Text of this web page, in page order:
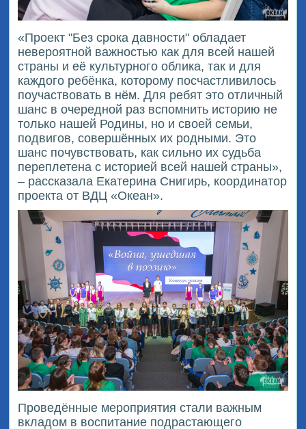
«Проект "Без срока давности" обладает
невероятной важностью как для всей нашей
страны и её культурного облика, так и для
каждого ребёнка, которому посчастливилось
поучаствовать в нём. Для ребят это отличный
шанс в очередной раз вспомнить историю не
только нашей Родины, но и своей семьи,
подвигов, совершённых их родными. Это
шанс почувствовать, как сильно их судьба
переплетена с историей всей нашей страны»,
– рассказала Екатерина Снигирь, координатор
проекта от ВДЦ «Океан».
Проведённые мероприятия стали важным
вкладом в воспитание подрастающего